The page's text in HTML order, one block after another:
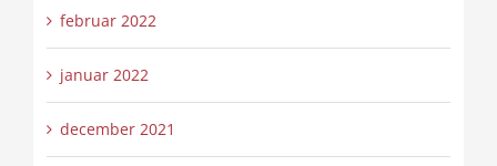
februar 2022
januar 2022
december 2021